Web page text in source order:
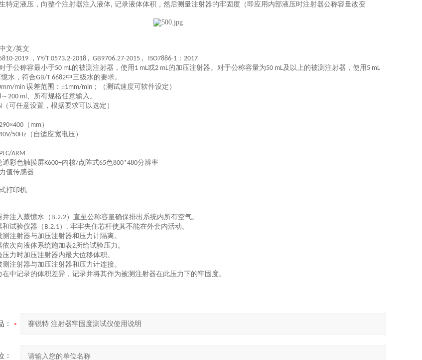
特定液压，向整个注射器注入液体, 记录液体体积，然后测量注射器的牢固度 （即应用内部液压时注射器公称容量改变
文/英文
2019 ， YY/T 0573.2-2018 , GB9706.27-2015 , ISO7886-1 ： 2017
于公称容最小于50 mL的被测注射器，使用 1 mL或2 mL的加压注射器。 对于公称容量为50 mL及以上的被测注射器，使用 5 mL
水，符合GB/T 6682中三级水的要求。
min 误差范围： ±1mm/min ；（测试速度可软件设定）
～ 200 ml、所有规格任意输入。
（可任意设置，根据要求可以选定）
（ mm）
50Hz （自适应宽电压）
PLC/ARM
通彩色触摸屏K600+内核/点阵式65色800*480分辨率
值传感器
打印机
并注入蒸憶水 （ B.2.2） 直至公称容量确保排出系统内所有空气。
和试验仪器 （ B.2.1） , 牢牢夹住芯杆使其不能在外套内活动。
测注射器与加压注射器和压力计隔离。
依次向液体系统施加表2所给试验压力 。
压力时加压注射器内最大位移体积。
测注射器与加压注射器和压力计连接。
在中记录的体积差异，记录并将其作为被测 注射器在此压力下的牢固度。
：
：